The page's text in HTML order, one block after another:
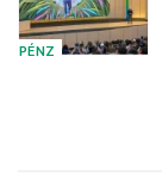
PÉNZ